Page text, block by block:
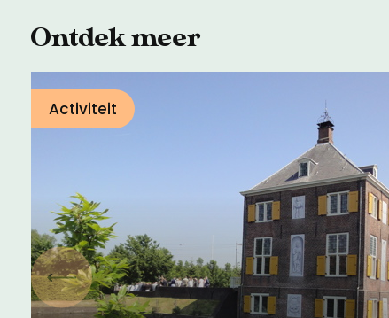
Ontdek meer
Activiteit
Vorige